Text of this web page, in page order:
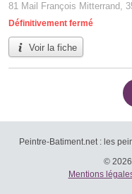
81 Mail François Mitterrand,
Définitivement fermé
Voir la fiche
Peintre-Batiment.net : les
© 2026
Mentions